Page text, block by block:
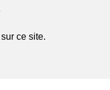
ce site.